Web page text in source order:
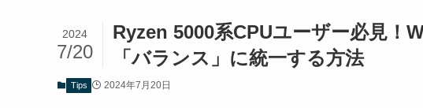
Ryzen 5000系CPUユーザー必見！
「バランス」に統一する方法
2024
7/20
Tips 2024年7月20日